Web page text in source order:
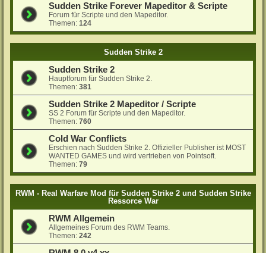
Sudden Strike Forever Mapeditor & Scripte
Forum für Scripte und den Mapeditor.
Themen:124
Sudden Strike 2
Sudden Strike 2
Hauptforum für Sudden Strike 2.
Themen:381
Sudden Strike 2 Mapeditor / Scripte
SS 2 Forum für Scripte und den Mapeditor.
Themen:760
Cold War Conflicts
Erschien nach Sudden Strike 2. Offizieller Publisher ist MOST
WANTED GAMES und wird vertrieben von Pointsoft.
Themen:79
RWM - Real Warfare Mod für Sudden Strike 2 und Sudden Strike
Ressorce War
RWM Allgemein
Allgemeines Forum des RWM Teams.
Themen:242